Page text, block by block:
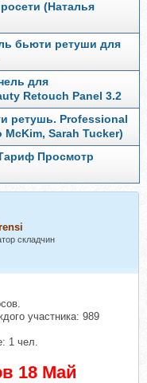
(Наталья
бьюти ретуши для
для
Retouch Panel 3.2
ретушь. Professional
Sarah Tucker)
Просмотр
складчин
участника: 989
1 чел.
18 Май